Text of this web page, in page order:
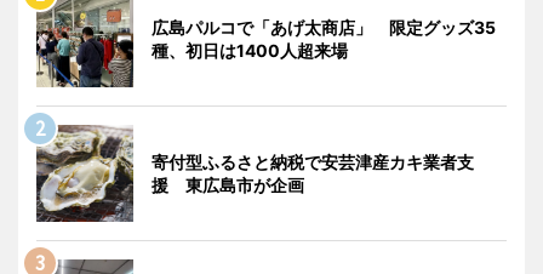
広島パルコで「あげ太商店」 限定グッズ35
種、初日は1400人超来場
寄付型ふるさと納税で安芸津産カキ業者支
援 東広島市が企画